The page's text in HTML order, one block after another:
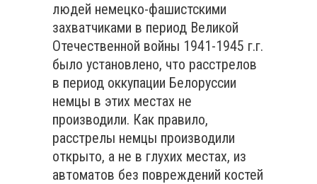
людей немецко-фашистскими
захватчиками в период Великой
Отечественной войны 1941-1945 г.г.
было установлено, что расстрелов
в период оккупации Белоруссии
немцы в этих местах не
производили. Как правило,
расстрелы немцы производили
открыто, а не в глухих местах, из
автоматов без повреждений костей